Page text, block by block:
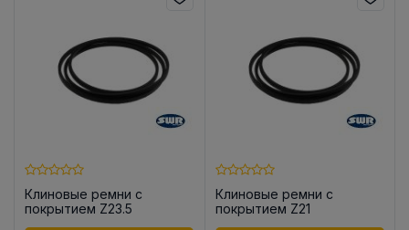
Клиновые ремни с
покрытием Z23.5
Клиновые ремни с
покрытием Z21